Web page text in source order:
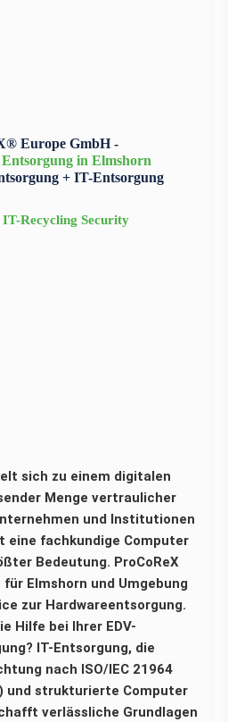
Europe GmbH -
in Elmshorn
+ IT-Entsorgung
IT-Recycling Security
sich zu einem digitalen
Menge vertraulicher
und Institutionen
eine fachkundige Computer
Bedeutung. ProCoReX
Elmshorn und Umgebung
zur Hardwareentsorgung.
Hilfe bei Ihrer EDV-
IT-Entsorgung, die
nach ISO/IEC 21964
und strukturierte Computer
verlässliche Grundlagen